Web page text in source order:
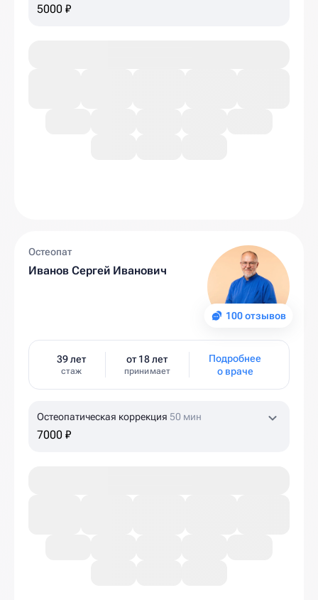
5000 ₽
100 отзывов
Остеопат
Иванов Сергей Иванович
39 лет
стаж
от 18 лет
принимает
Подробнее
о враче
Остеопатическая коррекция 50 мин
7000 ₽